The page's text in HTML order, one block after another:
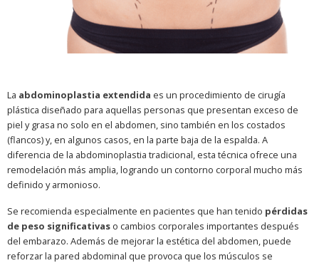
La abdominoplastia extendida es un procedimiento de cirugía
plástica diseñado para aquellas personas que presentan exceso de
piel y grasa no solo en el abdomen, sino también en los costados
(flancos) y, en algunos casos, en la parte baja de la espalda. A
diferencia de la abdominoplastia tradicional, esta técnica ofrece una
remodelación más amplia, logrando un contorno corporal mucho más
definido y armonioso.
Se recomienda especialmente en pacientes que han tenido pérdidas
de peso significativas o cambios corporales importantes después
del embarazo. Además de mejorar la estética del abdomen, puede
reforzar la pared abdominal que provoca que los músculos se